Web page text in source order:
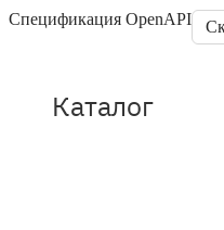
Спецификация OpenAPI
Каталог